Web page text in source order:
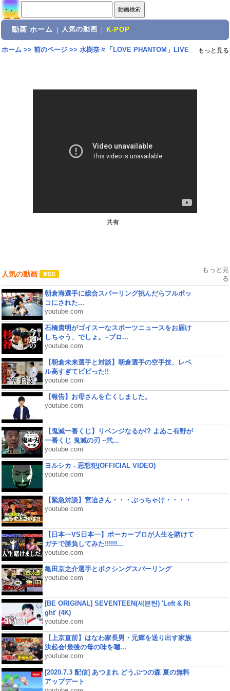
動画 ホーム 人気の動画 K-POP
ホーム>> 前のページ>> 水樹奈々「LOVE PHANTOM」LIVE もっと見る
共有:
人気の動画
もっと見
る
朝倉海選手に総合スパーリング挑んだらフルボッ
コにされた...
youtube.com
石橋貴明がゴイスーなスポーツニュースをお届け
しちゃう、でしょ。~プロ...
youtube.com
【朝倉未来選手と対談】朝倉選手の空手技、レベ
ル高すぎてビビった!!
youtube.com
【報告】お母さんを亡くしました。
youtube.com
【鬼滅一番くじ】リベンジなるか!? よゐこ有野が
一番くじ 鬼滅の刃 ~弐...
youtube.com
ヨルシカ - 思想犯(OFFICIAL VIDEO)
youtube.com
【緊急対談】宮迫さん・・・ぶっちゃけ・・・・
youtube.com
【日本一VS日本一】ポーカープロが人生を賭けて
ガチで勝負してみた!!!!!!...
youtube.com
亀田京之介選手とボクシングスパーリング
youtube.com
[BE ORIGINAL] SEVENTEEN(세븐틴) 'Left & Ri
ght' (4K)
youtube.com
【上京直前】はなわ家長男・元輝を送り出す家族
決起会!最後の母の味を噛...
youtube.com
[2020.7.3 配信] あつまれ どうぶつの森 夏の無料
アップデート